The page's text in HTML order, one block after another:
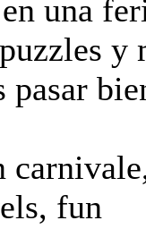
una
y
pasar
fun